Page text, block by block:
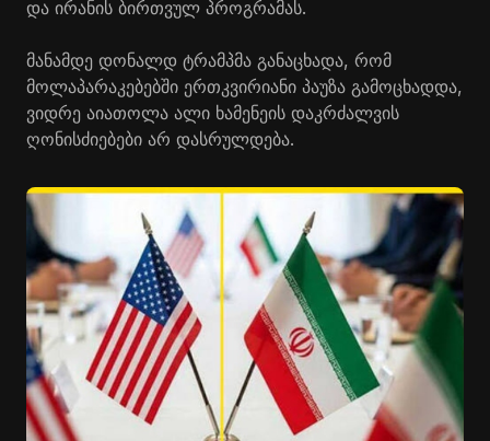
და ირანის ბირთვულ პროგრამას.
მანამდე დონალდ ტრამპმა განაცხადა, რომ
მოლაპარაკებებში ერთკვირიანი პაუზა გამოცხადდა,
ვიდრე აიათოლა ალი ხამენეის დაკრძალვის
ღონისძიებები არ დასრულდება.